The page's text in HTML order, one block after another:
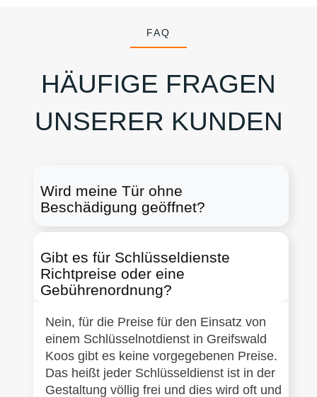
FAQ
HÄUFIGE FRAGEN
UNSERER KUNDEN
Wird meine Tür ohne
Beschädigung geöffnet?
Gibt es für Schlüsseldienste
Richtpreise oder eine
Gebührenordnung?
Nein, für die Preise für den Einsatz von
einem Schlüsselnotdienst in Greifswald
Koos gibt es keine vorgegebenen Preise.
Das heißt jeder Schlüsseldienst ist in der
Gestaltung völlig frei und dies wird oft und